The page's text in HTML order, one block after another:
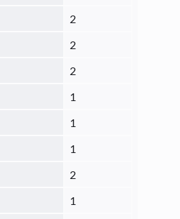
2
2
2
1
1
1
2
1